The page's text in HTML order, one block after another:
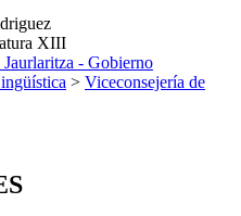
XIII
Jaurlaritza - Gobierno
> Viceconsejería de